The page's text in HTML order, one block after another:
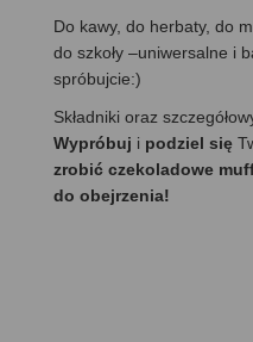
Do kawy, do herbaty, do
do szkoły –uniwersalne i
spróbujcie:)
Składniki oraz
Wypróbuj i podziel się
zrobić czekoladowe
do obejrzenia!